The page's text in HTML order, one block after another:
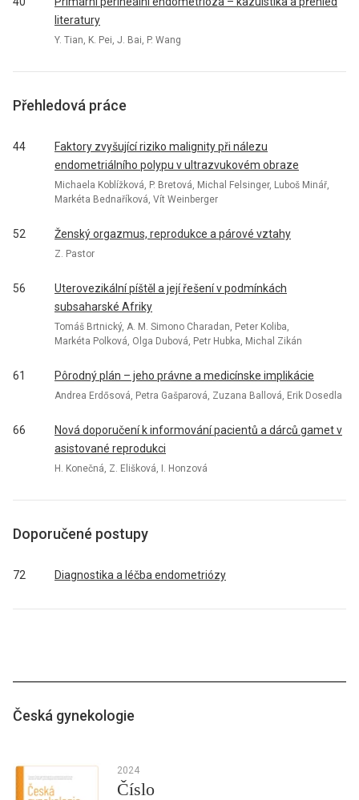
literatury
Y. Tian, K. Pei, J. Bai, P. Wang
Přehledová práce
44
Faktory zvyšující riziko malignity při nálezu
endometriálního polypu v ultrazvukovém obraze
Michaela Koblížková, P. Bretová, Michal Felsinger, Luboš Minář,
Markéta Bednaříková, Vít Weinberger
52 Ženský orgazmus, reprodukce a párové vztahy
Z. Pastor
56
Uterovezikální píštěl a její řešení v podmínkách
subsaharské Afriky
Tomáš Brtnický, A. M. Simono Charadan, Peter Koliba,
Markéta Polková, Olga Dubová, Petr Hubka, Michal Zikán
61 Pôrodný plán – jeho právne a medicínske implikácie
Andrea Erdősová, Petra Gašparová, Zuzana Ballová, Erik Dosedla
66
Nová doporučení k informování pacientů a dárců gamet v
asistované reprodukci
H. Konečná, Z. Elišková, I. Honzová
Doporučené postupy
72 Diagnostika a léčba endometriózy
Česká gynekologie
2024
Číslo